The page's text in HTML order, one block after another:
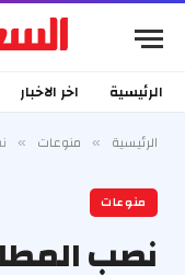
الرئيسية اخر الاخبار
الرئيسية » منوعات »
منوعات
نصب